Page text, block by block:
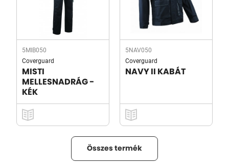
5MIB050
Coverguard
MISTI
MELLESNADRÁG -
KÉK
5NAV050
Coverguard
NAVY II KABÁT
Összes termék